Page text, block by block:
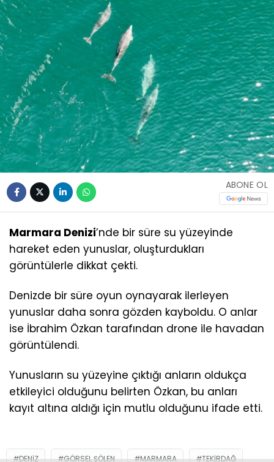
ABONE OL
Marmara Denizi’nde bir süre su yüzeyinde
hareket eden yunuslar, oluşturdukları
görüntülerle dikkat çekti.
Denizde bir süre oyun oynayarak ilerleyen
yunuslar daha sonra gözden kayboldu. O anlar
ise İbrahim Özkan tarafından drone ile havadan
görüntülendi.
Yunusların su yüzeyine çıktığı anların oldukça
etkileyici olduğunu belirten Özkan, bu anları
kayıt altına aldığı için mutlu olduğunu ifade etti.
DENIZ GÖRSEL ŞÖLEN MARMARA TEKIRDAĞ